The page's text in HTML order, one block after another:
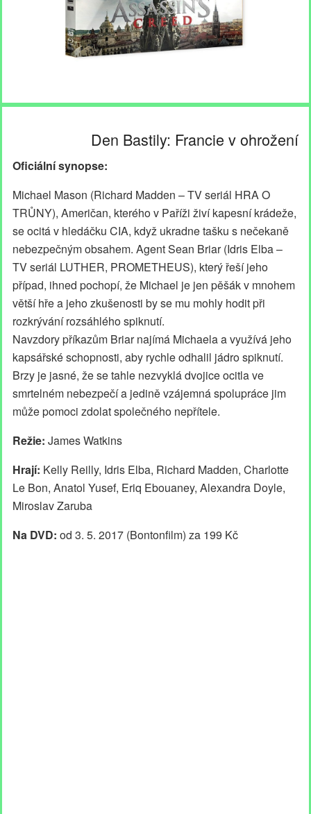
Den Bastily: Francie v ohrožení
Oficiální synopse:
Michael Mason (Richard Madden – TV seriál HRA O
TRŮNY), Američan, kterého v Paříži živí kapesní krádeže,
se ocitá v hledáčku CIA, když ukradne tašku s nečekaně
nebezpečným obsahem. Agent Sean Briar (Idris Elba –
TV seriál LUTHER, PROMETHEUS), který řeší jeho
případ, ihned pochopí, že Michael je jen pěšák v mnohem
větší hře a jeho zkušenosti by se mu mohly hodit při
rozkrývání rozsáhlého spiknutí.
Navzdory příkazům Briar najímá Michaela a využívá jeho
kapsářské schopnosti, aby rychle odhalil jádro spiknutí.
Brzy je jasné, že se tahle nezvyklá dvojice ocitla ve
smrtelném nebezpečí a jedině vzájemná spolupráce jim
může pomoci zdolat společného nepřítele.
Režie: James Watkins
Hrají: Kelly Reilly, Idris Elba, Richard Madden, Charlotte
Le Bon, Anatol Yusef, Eriq Ebouaney, Alexandra Doyle,
Miroslav Zaruba
Na DVD: od 3. 5. 2017 (Bontonfilm) za 199 Kč